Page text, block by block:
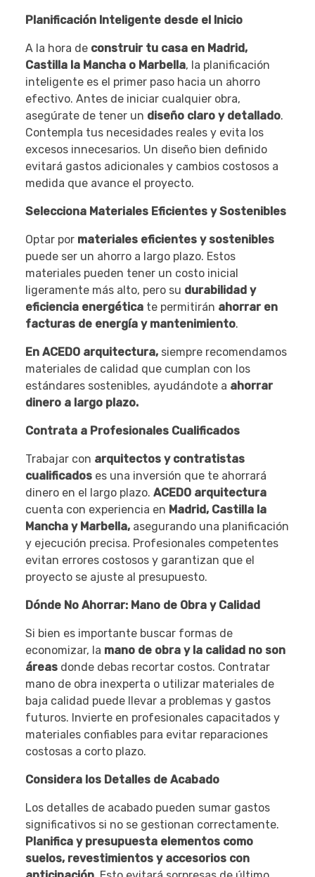
Planificación Inteligente desde el Inicio
A la hora de construir tu casa en Madrid,
Castilla la Mancha o Marbella, la planificación
inteligente es el primer paso hacia un ahorro
efectivo. Antes de iniciar cualquier obra,
asegúrate de tener un diseño claro y detallado.
Contempla tus necesidades reales y evita los
excesos innecesarios. Un diseño bien definido
evitará gastos adicionales y cambios costosos a
medida que avance el proyecto.
Selecciona Materiales Eficientes y Sostenibles
Optar por materiales eficientes y sostenibles
puede ser un ahorro a largo plazo. Estos
materiales pueden tener un costo inicial
ligeramente más alto, pero su durabilidad y
eficiencia energética te permitirán ahorrar en
facturas de energía y mantenimiento.
En ACEDO arquitectura, siempre recomendamos
materiales de calidad que cumplan con los
estándares sostenibles, ayudándote a ahorrar
dinero a largo plazo.
Contrata a Profesionales Cualificados
Trabajar con arquitectos y contratistas
cualificados es una inversión que te ahorrará
dinero en el largo plazo. ACEDO arquitectura
cuenta con experiencia en Madrid, Castilla la
Mancha y Marbella, asegurando una planificación
y ejecución precisa. Profesionales competentes
evitan errores costosos y garantizan que el
proyecto se ajuste al presupuesto.
Dónde No Ahorrar: Mano de Obra y Calidad
Si bien es importante buscar formas de
economizar, la mano de obra y la calidad no son
áreas donde debas recortar costos. Contratar
mano de obra inexperta o utilizar materiales de
baja calidad puede llevar a problemas y gastos
futuros. Invierte en profesionales capacitados y
materiales confiables para evitar reparaciones
costosas a corto plazo.
Considera los Detalles de Acabado
Los detalles de acabado pueden sumar gastos
significativos si no se gestionan correctamente.
Planifica y presupuesta elementos como
suelos, revestimientos y accesorios con